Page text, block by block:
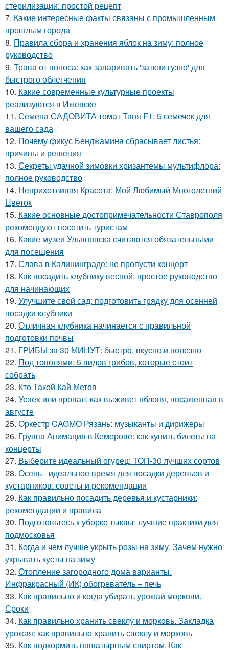
стерилизации: простой рецепт
7. Какие интересные факты связаны с промышленным
прошлым города
8. Правила сбора и хранения яблок на зиму: полное
руководство
9. Трава от поноса: как заваривать 'заткни гузно' для
быстрого облегчения
10. Какие современные культурные проекты
реализуются в Ижевске
11. Семена САДОВИТА томат Таня F1: 5 семечек для
вашего сада
12. Почему фикус Бенджамина сбрасывает листья:
причины и решения
13. Секреты удачной зимовки хризантемы мультифлора:
полное руководство
14. Неприхотливая Красота: Мой Любимый Многолетний
Цветок
15. Какие основные достопримечательности Ставрополя
рекомендуют посетить туристам
16. Какие музеи Ульяновска считаются обязательными
для посещения
17. Слава в Калининграде: не пропусти концерт
18. Как посадить клубнику весной: простое руководство
для начинающих
19. Улучшите свой сад: подготовить грядку для осенней
посадки клубники
20. Отличная клубника начинается с правильной
подготовки почвы
21. ГРИБЫ за 30 МИНУТ: быстро, вкусно и полезно
22. Под тополями: 5 видов грибов, которые стоит
собрать
23. Кто Такой Кай Метов
24. Успех или провал: как выживет яблоня, посаженная в
августе
25. Оркестр CAGMO Рязань: музыканты и дирижеры
26. Группа Анимация в Кемерове: как купить билеты на
концерты
27. Выберите идеальный огурец: ТОП-30 лучших сортов
28. Осень - идеальное время для посадки деревьев и
кустарников: советы и рекомендации
29. Как правильно посадить деревья и кустарники:
рекомендации и правила
30. Подготовьтесь к уборке тыквы: лучшие практики для
подмосковья
31. Когда и чем лучше укрыть розы на зиму. Зачем нужно
укрывать кусты на зиму
32. Отопление загородного дома варианты.
Инфракрасный (ИК) обогреватель + печь
33. Как правильно и когда убирать урожай моркови.
Сроки
34. Как правильно хранить свеклу и морковь. Закладка
урожая: как правильно хранить свеклу и морковь
35. Как подкормить нашатырным спиртом. Как